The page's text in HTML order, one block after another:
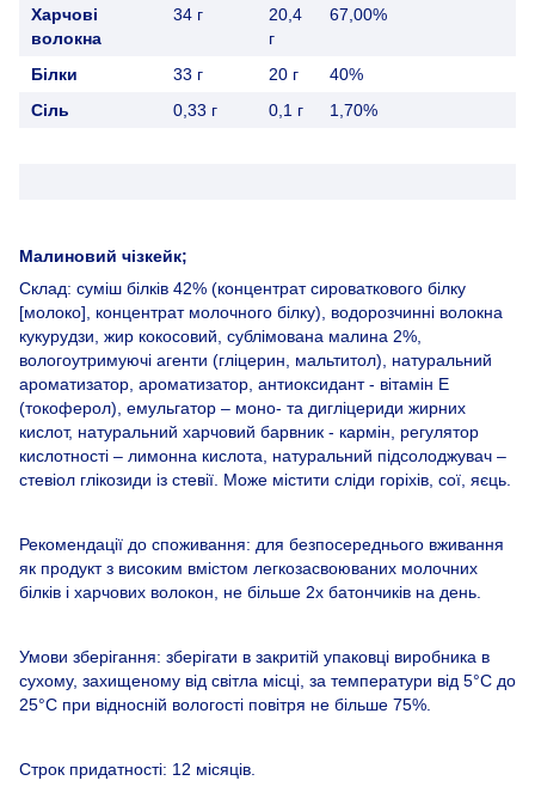
Харчові
волокна
34 г
20,4
г
67,00%
Білки 33 г 20 г
40%
Сіль
0,33 г 0,1 г 1,70%
Малиновий чізкейк;
Склад: суміш білків 42% (концентрат сироваткового білку
[молоко], концентрат молочного білку), водорозчинні волокна
кукурудзи, жир кокосовий, сублімована малина 2%,
вологоутримуючі агенти (гліцерин, мальтитол), натуральний
ароматизатор, ароматизатор, антиоксидант - вітамін E
(токоферол), емульгатор – моно- та дигліцериди жирних
кислот, натуральний харчовий барвник - кармін, регулятор
кислотності – лимонна кислота, натуральний підсолоджувач –
стевіол глікозиди із стевії. Може містити сліди горіхів, сої, яєць.
Рекомендації до споживання: для безпосереднього вживання
як продукт з високим вмістом легкозасвоюваних молочних
білків і харчових волокон, не більше 2х батончиків на день.
Умови зберігання: зберігати в закритій упаковці виробника в
сухому, захищеному від світла місці, за температури від 5°С до
25°С при відносній вологості повітря не більше 75%.
Строк придатності: 12 місяців.